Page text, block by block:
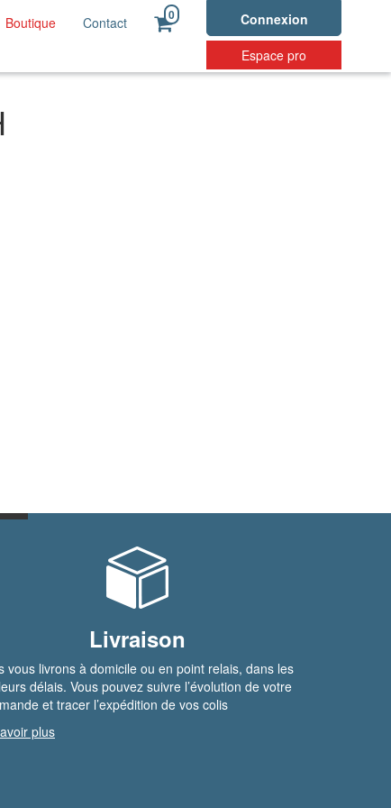
Connexion
Espace pro
Boutique Contact 0
Livraison
vous livrons à domicile ou en point relais, dans les
délais. Vous pouvez suivre l’évolution de votre
et tracer l’expédition de vos colis
plus